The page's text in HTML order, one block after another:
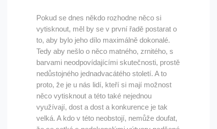
Pokud se dnes někdo rozhodne něco si
vytisknout, měl by se v první řadě postarat o
to, aby bylo jeho dílo maximálně dokonalé.
Tedy aby nešlo o něco matného, zrnitého, s
barvami neodpovídajícími skutečnosti, prostě
nedůstojného jednadvacátého století. A to
proto, že je u nás lidí, kteří si mají možnost
něco vytisknout a této také nejednou
využívají, dost a dost a konkurence je tak
velká. A kdo v této neobstojí, nemůže doufat,